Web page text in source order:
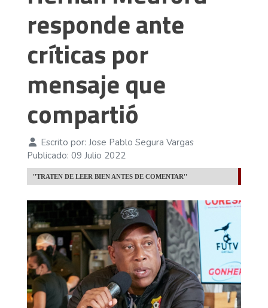
responde ante
críticas por
mensaje que
compartió
Escrito por: Jose Pablo Segura Vargas
Publicado: 09 Julio 2022
''TRATEN DE LEER BIEN ANTES DE COMENTAR''